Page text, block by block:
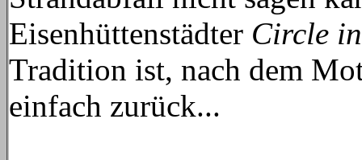
Eisenhüttenstädter Circle
Tradition ist, nach dem
einfach zurück...